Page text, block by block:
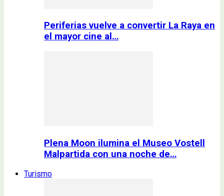
Periferias vuelve a convertir La Raya en
el mayor cine al…
Plena Moon ilumina el Museo Vostell
Malpartida con una noche de…
Turismo